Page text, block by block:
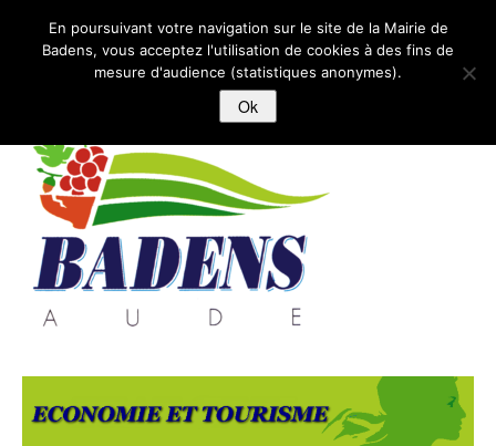
BADENS
ECOLE-ENFANCE-JEUNESSE
VIVRE A BADENS
LOISIRS
HiISTOIRE ET PATRIMOINE
CONTACT
En poursuivant votre navigation sur le site de la Mairie de
Badens, vous acceptez l'utilisation de cookies à des fins de
mesure d'audience (statistiques anonymes).
Ok